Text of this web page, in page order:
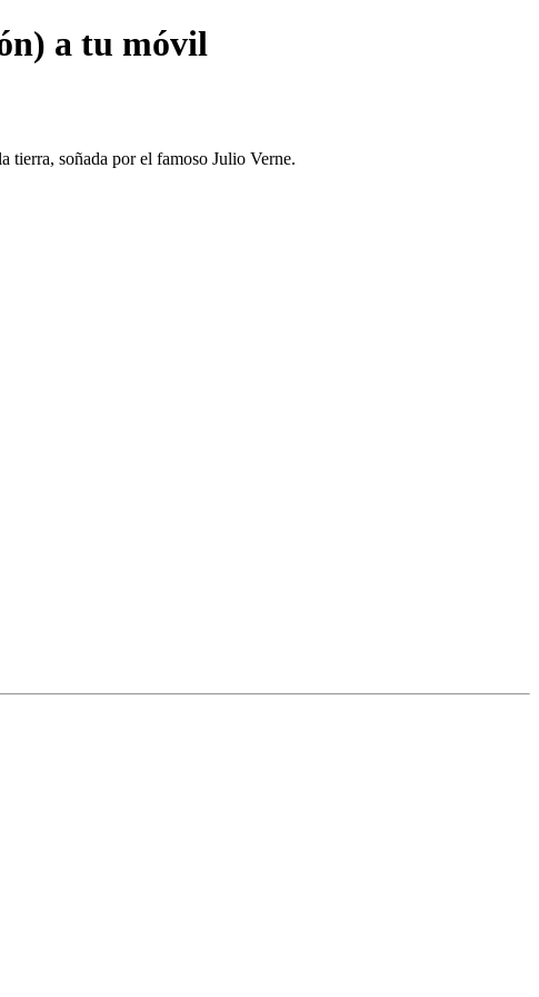
a tu móvil
tierra, soñada por el famoso Julio Verne.